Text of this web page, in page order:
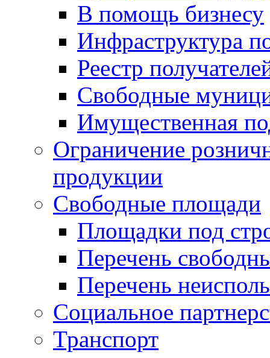
В помощь бизнесу
Инфраструктура
Реестр
Свободные
Имущественная
Ограничение
продукции
Свободные площади
Площадки под
Перечень
Перечень
Социальное
Транспорт